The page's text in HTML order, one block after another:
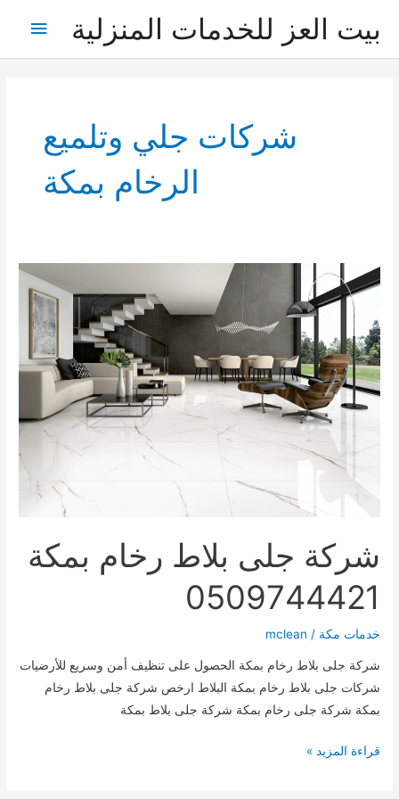
بيت العز للخدمات المنزلية
شركات جلي وتلميع
الرخام بمكة
شركة جلى بلاط رخام بمكة
0509744421
خدمات مكة /
mclean
شركة جلى بلاط رخام بمكة الحصول على تنظيف أمن وسريع للأرضيات
شركات جلى بلاط رخام بمكة البلاط ارخص شركة جلى بلاط رخام
بمكة شركة جلى رخام بمكة شركة جلى بلاط بمكة
شركة
قراءة المزيد »